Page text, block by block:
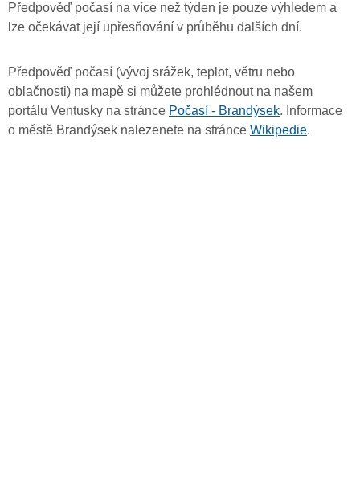
Předpověď počasí na více než týden je pouze výhledem a
lze očekávat její upřesňování v průběhu dalších dní.
Předpověď počasí (vývoj srážek, teplot, větru nebo
oblačnosti) na mapě si můžete prohlédnout na našem
portálu Ventusky na stránce Počasí - Brandýsek. Informace
o městě Brandýsek nalezenete na stránce Wikipedie.